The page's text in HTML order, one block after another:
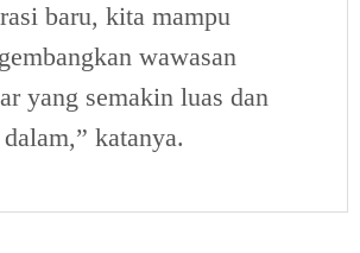
baru, kita mampu
wawasan
yang semakin luas dan
dalam,” katanya.